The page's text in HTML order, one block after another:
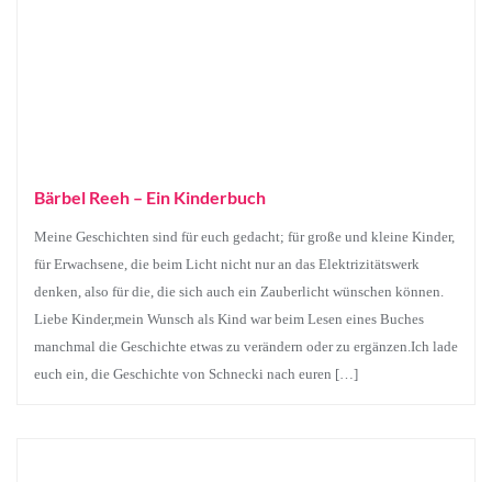
Bärbel Reeh – Ein Kinderbuch
Meine Geschichten sind für euch gedacht; für große und kleine Kinder,
für Erwachsene, die beim Licht nicht nur an das Elektrizitätswerk
denken, also für die, die sich auch ein Zauberlicht wünschen können.
Liebe Kinder,mein Wunsch als Kind war beim Lesen eines Buches
manchmal die Geschichte etwas zu verändern oder zu ergänzen.Ich lade
euch ein, die Geschichte von Schnecki nach euren […]